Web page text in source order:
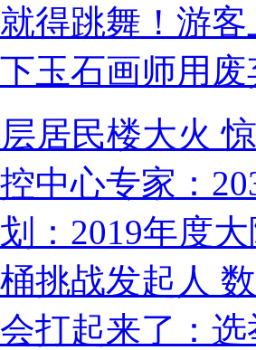
得跳舞！游客
玉石画师用
层居民楼大火
中心专家：
：2019年度
挑战发起人
打起来了：